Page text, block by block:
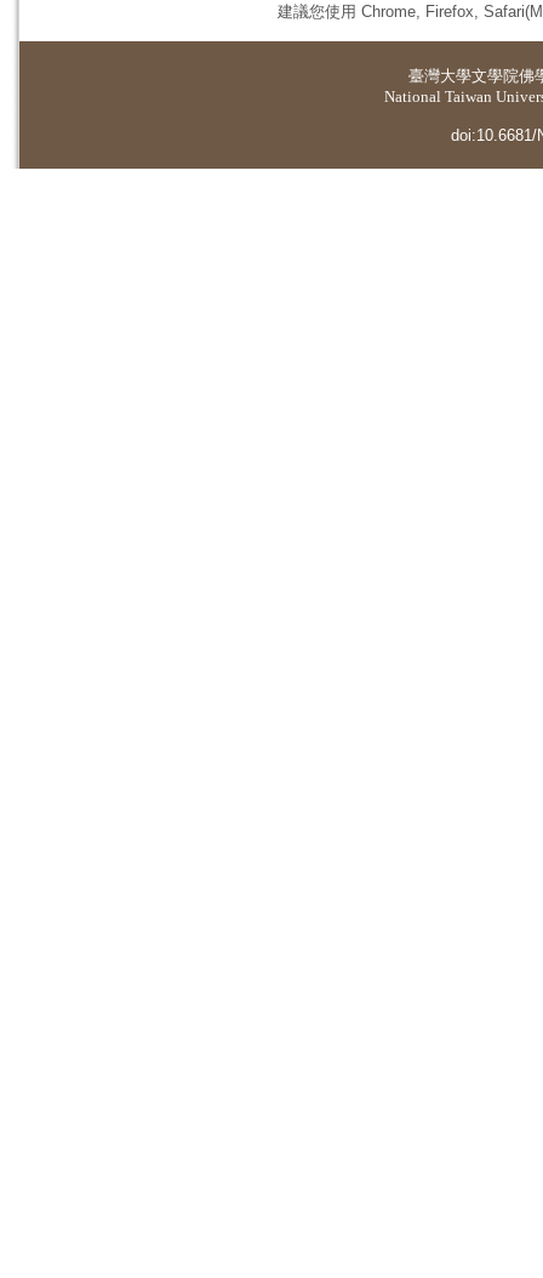
建議您使用 Chrome, Firefox,
臺灣大學文學院佛
National Taiwan
doi:10.6681/